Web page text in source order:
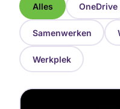
Alles OneDrive
Samenwerken
Werkplek